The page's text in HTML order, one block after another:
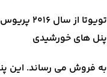
تویوتا
پنل های خورشیدی
به فروش می رساند. این